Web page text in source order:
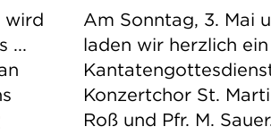
wird
...
Am Sonntag, 3. Mai
laden wir herzlich
Konzertchor St.
Roß und Pfr. M.